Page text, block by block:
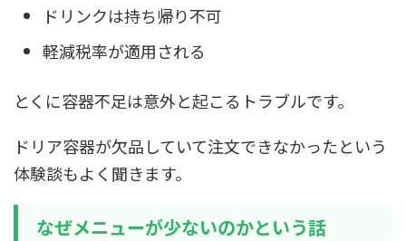
ドリンクは持ち帰り不可
軽減税率が適用される
とくに容器不足は意外と起こるトラブルです。
ドリア容器が欠品していて注文できなかったという
体験談もよく聞きます。
なぜメニューが少ないのかという話